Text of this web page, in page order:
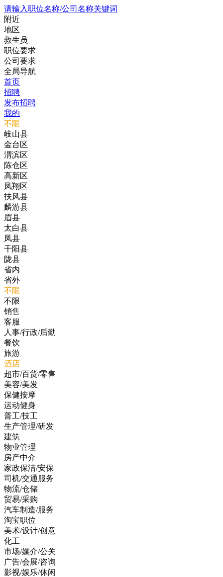
请输入职位名称/公司名称关键词
附近
地区
救生员
职位要求
公司要求
全局导航
首页
招聘
发布招聘
我的
不限
岐山县
金台区
渭滨区
陈仓区
高新区
凤翔区
扶风县
麟游县
眉县
太白县
凤县
千阳县
陇县
省内
省外
不限
不限
销售
客服
人事/行政/后勤
餐饮
旅游
酒店
超市/百货/零售
美容/美发
保健按摩
运动健身
普工/技工
生产管理/研发
建筑
物业管理
房产中介
家政保洁/安保
司机/交通服务
物流/仓储
贸易/采购
汽车制造/服务
淘宝职位
美术/设计/创意
化工
市场/媒介/公关
广告/会展/咨询
影视/娱乐/休闲